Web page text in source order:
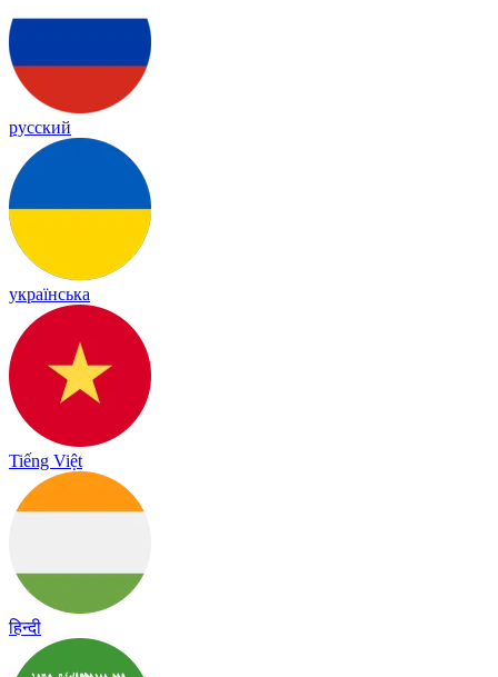
русский
українська
Tiếng Việt
हिन्दी